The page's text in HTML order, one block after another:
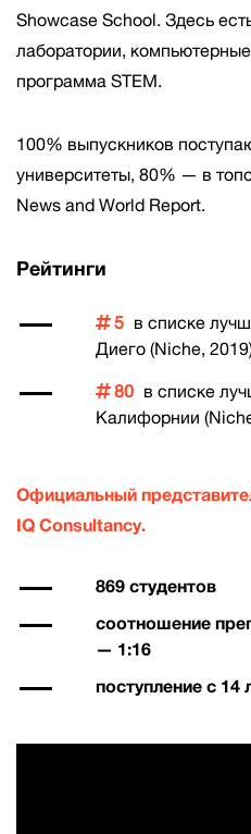
Showcase School. Здесь
лаборатории,
программа STEM.
100% выпускников
университеты, 80% — в
News and World Report.
Рейтинги
5 в списке
Диего (Niche,
80 в списке
Калифорнии
Официальный
IQ Сonsultancy.
869 студентов
соотношение
— 1:16
поступление с 14